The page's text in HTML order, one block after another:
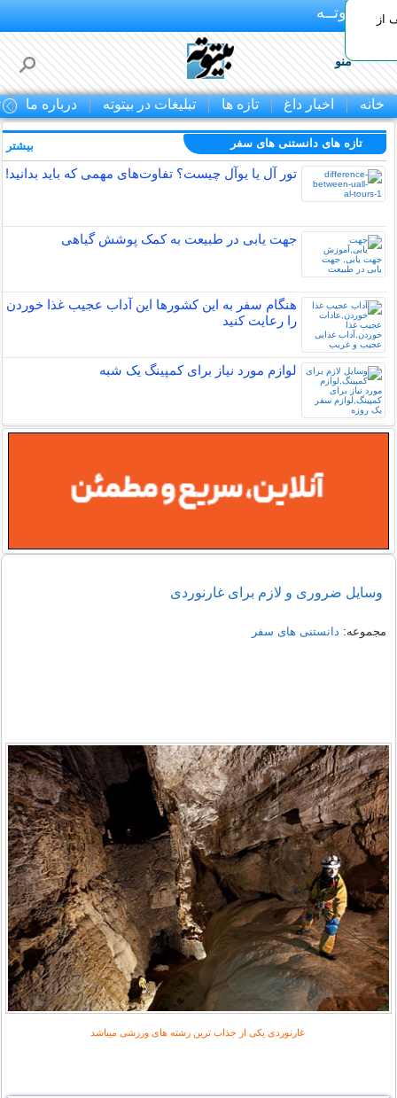
بـیتوتــه
منو
خانه اخبار داغ تازه ها تبلیغات در بیتوته درباره ما
تخفیف از
تازه های دانستنی های سفر
تور آل یا یوآل چیست؟ تفاوت‌های مهمی که باید بدانید!
جهت یابی در طبیعت به کمک پوشش گیاهی
هنگام سفر به این کشورها این آداب عجیب غذا خوردن
را رعایت کنید
لوازم مورد نیاز برای کمپینگ یک شبه
بیشتر
وسایل ضروری و لازم برای غارنوردی
مجموعه: دانستنی های سفر
غارنوردی یکی از جذاب ترین رشته های ورزشی میباشد